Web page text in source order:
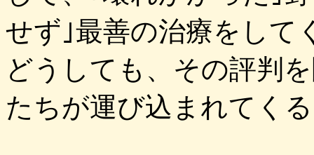
せず｣最善の治療をして
どうしても、その評判
たちが運び込まれてく